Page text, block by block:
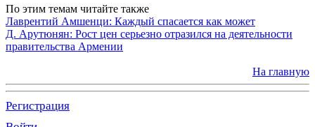
По этим темам читайте также
Лаврентий Амшенци: Каждый спасается как может
Д. Арутюнян: Рост цен серьезно отразился на деятельности
правительства Армении
На главную
Регистрация